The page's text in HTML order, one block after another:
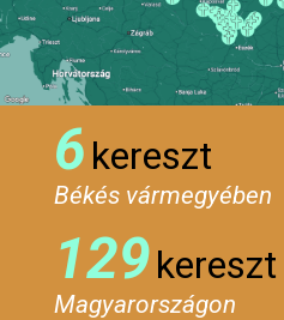
6 kereszt
Békés vármegyében
129kereszt
Magyarországon